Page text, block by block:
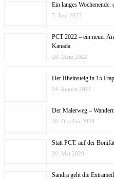
Ein langes Wochenende:
7. Juni 2023
PCT 2022 – ein neuer
Kanada
20. März 2022
Der Rheinsteig in 15
24. August 2021
Der Malerweg –
10. Oktober 2020
Statt PCT: auf der
20. Mai 2020
Sandra geht die